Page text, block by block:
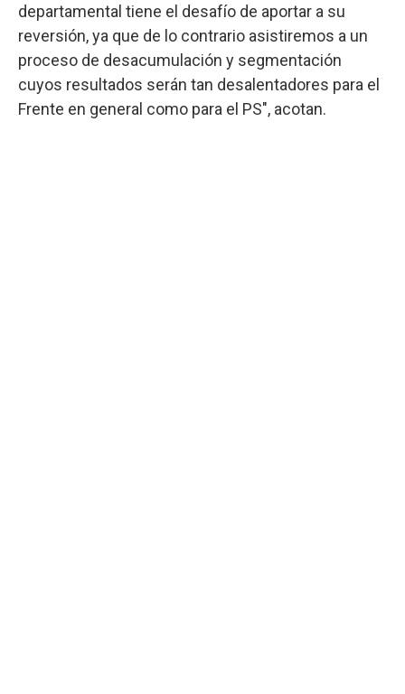
departamental tiene el desafío de aportar a su
reversión, ya que de lo contrario asistiremos a un
proceso de desacumulación y segmentación
cuyos resultados serán tan desalentadores para el
Frente en general como para el PS", acotan.